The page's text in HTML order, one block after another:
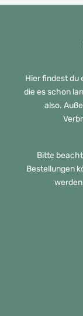
Hier findest du
die es schon
also.
Bitte
Bestellungen